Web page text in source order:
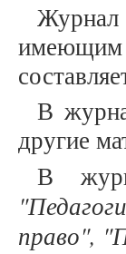
имеющим
В
другие
В
право",